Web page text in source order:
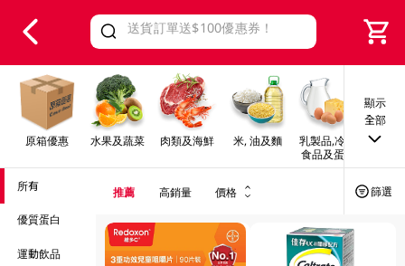
Valid Until 30 June 2026
原箱優惠 水果及蔬菜 肉類及海鮮 米, 油及麵
乳製品,冷凍
食品及蛋類
早餐
顯示
全部
所有
優質蛋白
運動飲品
推薦 高銷量 價格 篩選